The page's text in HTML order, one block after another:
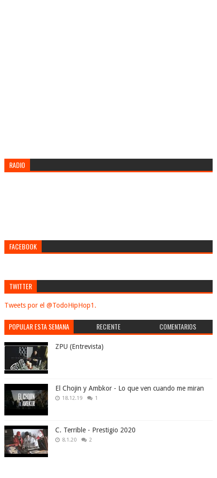
RADIO
FACEBOOK
TWITTER
Tweets por el @TodoHipHop1.
POPULAR ESTA SEMANA RECIENTE COMENTARIOS
ZPU (Entrevista)
El Chojin y Ambkor - Lo que ven cuando me miran
18.12.19 1
C. Terrible - Prestigio 2020
8.1.20 2